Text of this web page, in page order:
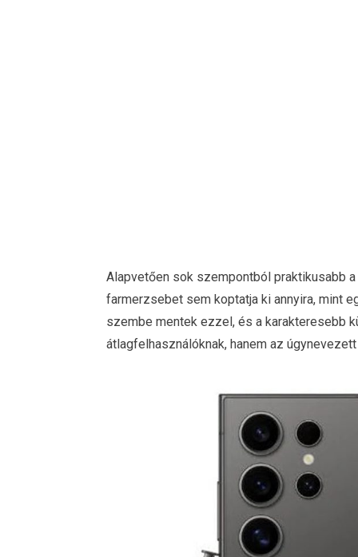
Alapvetően sok szempontból praktikusabb
farmerzsebet sem koptatja ki annyira, mint
szembe mentek ezzel, és a karakteresebb
átlagfelhasználóknak, hanem az